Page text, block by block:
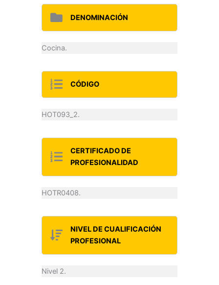
DENOMINACIÓN
Cocina.
CÓDIGO
HOT093_2.
CERTIFICADO DE
PROFESIONALIDAD
HOTR0408.
NIVEL DE CUALIFICACIÓN
PROFESIONAL
Nivel 2.